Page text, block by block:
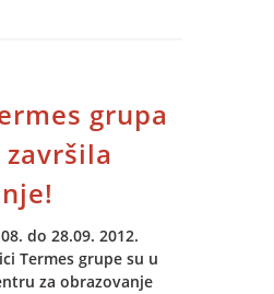
43% ukupno
godinu, kada je
pšenice, zahvaljujući
i uspjesima
grupa
do 28.09. 2012.
Termes grupe su u
za obrazovanje